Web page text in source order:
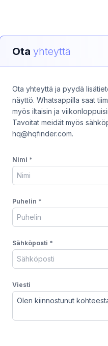
Ota yhteyttä
Ota yhteyttä ja pyydä
näyttö. Whatsappilla saat
myös iltaisin ja
Tavoitat meidät myös
hq@hqfinder.com.
Nimi *
Puhelin *
Sähköposti *
Viesti